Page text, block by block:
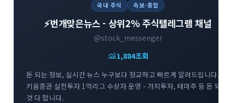
국내 주식 속보·종합
⚡️번개맞은뉴스 - 상위2% 주식텔레그램 채널
@stock_messenger
monitoring1,884조회
돈 되는 정보, 실시간 뉴스 누구보다 정교하고 빠르게 알려드립니다. -
키움증권 실전투자 1억리그 수상자 운영 - 가치투자, 테마주 등 돈 되
것 다 합니다.